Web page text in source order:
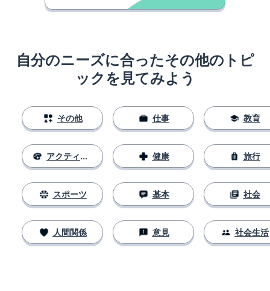
自分のニーズに合ったその他のトピ
ックを見てみよう
その他
アクティビティ
スポーツ
人間関係
仕事
健康
基本
意見
教育
旅行
社会
社会生活